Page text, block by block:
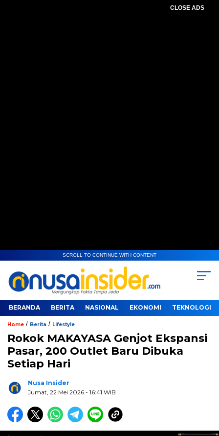
CLOSE ADS
SCROLL TO CONTINUE WITH CONTENT
BERANDA BERITA NASIONAL EKONOMI TEKNOLOGI
Home / Berita / Lifestyle
Rokok MAKAYASA Genjot Ekspansi
Pasar, 200 Outlet Baru Dibuka
Setiap Hari
Nusa Insider
Jumat, 22 Mei 2026 - 16:41 WIB